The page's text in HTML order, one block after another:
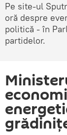
Pe site-ul
oră despre
politică - în
partidelor.